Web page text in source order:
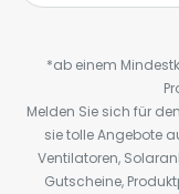
*ab einem
Melden Sie sich für
sie tolle Angebote
Ventilatoren,
Gutscheine,